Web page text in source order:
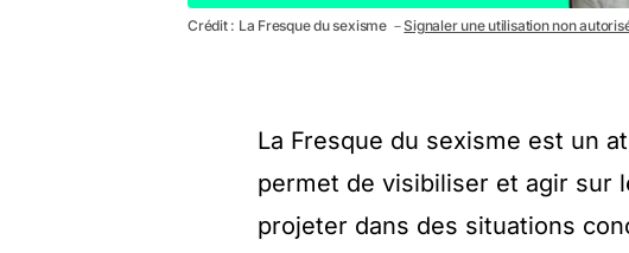
Crédit : La Fresque du sexisme －Signaler une utilisation non
La Fresque du sexisme est un
permet de visibiliser et agir sur
projeter dans des situations